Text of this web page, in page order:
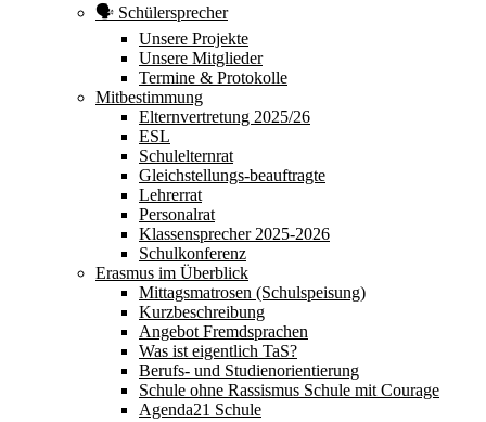
🗣 Schülersprecher
Unsere Projekte
Unsere Mitglieder
Termine & Protokolle
Mitbestimmung
Elternvertretung 2025/26
ESL
Schulelternrat
Gleichstellungs-beauftragte
Lehrerrat
Personalrat
Klassensprecher 2025-2026
Schulkonferenz
Erasmus im Überblick
Mittagsmatrosen (Schulspeisung)
Kurzbeschreibung
Angebot Fremdsprachen
Was ist eigentlich TaS?
Berufs- und Studienorientierung
Schule ohne Rassismus Schule mit Courage
Agenda21 Schule